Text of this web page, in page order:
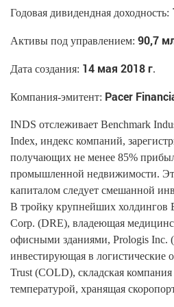
Годовая дивидендная доходность:
Активы под управлением: 90,7
Дата создания: 14 мая 2018 г.
Компания-эмитент: Pacer
INDS отслеживает Benchmark
Index, индекс компаний,
получающих не менее 85%
промышленной недвижимости.
капиталом следует смешанной
В тройку крупнейших холдингов
Corp. (DRE), владеющая
офисными зданиями, Prologis Inc.
инвестирующая в логистические
Trust (COLD), складская
температурой, хранящая